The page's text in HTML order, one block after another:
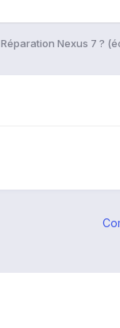
Réparation Nexus 7 ?